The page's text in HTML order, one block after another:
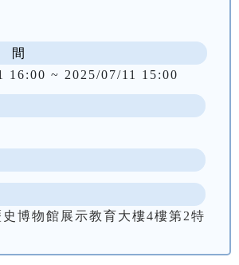
間
16:00 ~ 2025/07/11 15:00
史博物館展示教育大樓4樓第2特